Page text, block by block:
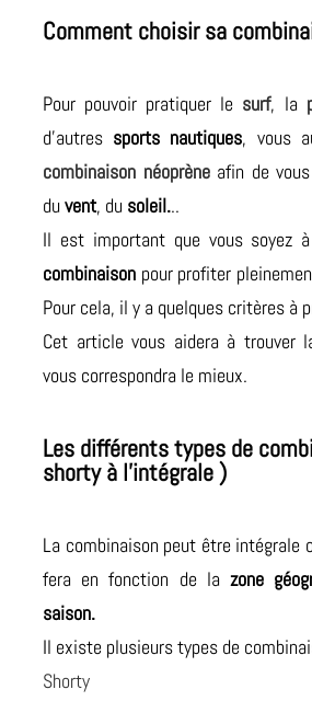
Comment choisir sa
Pour pouvoir pratiquer le surf, la
d’autres sports nautiques, vous
combinaison néoprèneafin de
duvent, du soleil...
Il est important que vous soyez
combinaison pour profiter
Pour cela, il y a quelques critères à
Cet article vous aidera à trouver
vous correspondra le mieux.
Les différents types de
shorty à l’intégrale )
La combinaison peut être intégrale
fera en fonction de lazone
saison.
Il existe plusieurs types de
Shorty